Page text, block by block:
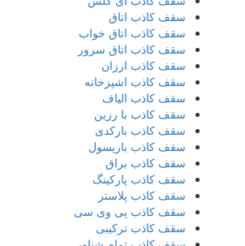
سقف کاذب اتاق
سقف کاذب اتاق خواب
سقف کاذب اتاق سرور
سقف کاذب ارزان
سقف کاذب اشپزخانه
سقف کاذب الیاف
سقف کاذب با رزین
سقف کاذب بارکدی
سقف کاذب باریسول
سقف کاذب براق
سقف کاذب پارکینگ
سقف کاذب پلاستر
سقف کاذب پی وی سی
سقف کاذب ترکیبی